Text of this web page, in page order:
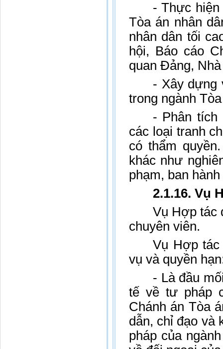
- Thực hiện
Tòa án nhân
nhân dân tối
hội, Báo cáo
quan Đảng,
- Xây dựng
trong ngành
- Phân tích
các loại tranh
có thẩm
khác như
phạm, ban
2.1.16. Vụ
Vụ Hợp tác
chuyên viên.
Vụ Hợp tác
vụ và quyền
- Là đầu
tế về tư pháp
Chánh án Tòa
dẫn, chỉ đạo và
pháp của